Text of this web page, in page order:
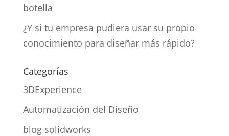
botella
¿Y si tu empresa pudiera usar su propio
conocimiento para diseñar más rápido?
Categorías
3DExperience
Automatización del Diseño
blog solidworks